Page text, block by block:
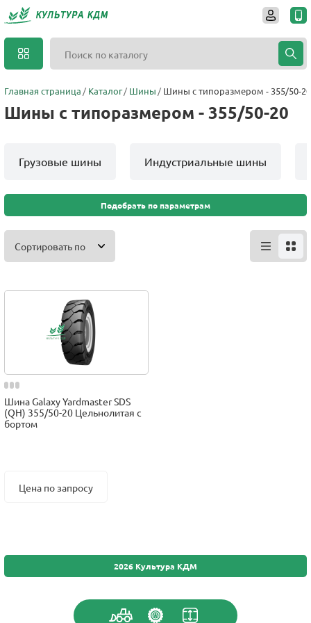
Главная страница Каталог Шины Шины с типоразмером - 355/50-20
Шины с типоразмером - 355/50-20
Грузовые шины Индустриальные шины
Подобрать по параметрам
Сортировать по
Шина Galaxy Yardmaster SDS
(QH) 355/50-20 Цельнолитая с
бортом
Цена по запросу
2026 Культура КДМ